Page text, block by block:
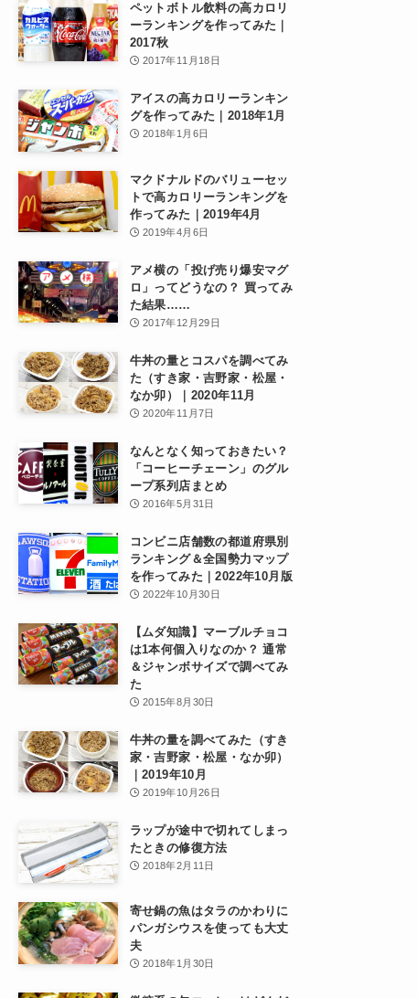
ペットボトル飲料の高カロリ
ーランキングを作ってみた｜
2017秋
2017年11月18日
アイスの高カロリーランキン
グを作ってみた｜2018年1月
2018年1月6日
マクドナルドのバリューセッ
トで高カロリーランキングを
作ってみた｜2019年4月
2019年4月6日
アメ横の「投げ売り爆安マグ
ロ」ってどうなの？ 買ってみ
た結果……
2017年12月29日
牛丼の量とコスパを調べてみ
た（すき家・吉野家・松屋・
なか卯）｜2020年11月
2020年11月7日
なんとなく知っておきたい？
「コーヒーチェーン」のグル
ープ系列店まとめ
2016年5月31日
コンビニ店舗数の都道府県別
ランキング＆全国勢力マップ
を作ってみた｜2022年10月版
2022年10月30日
【ムダ知識】マーブルチョコ
は1本何個入りなのか？ 通常
＆ジャンボサイズで調べてみ
た
2015年8月30日
牛丼の量を調べてみた（すき
家・吉野家・松屋・なか卯）
｜2019年10月
2019年10月26日
ラップが途中で切れてしまっ
たときの修復方法
2018年2月11日
寄せ鍋の魚はタラのかわりに
パンガシウスを使っても大丈
夫
2018年1月30日